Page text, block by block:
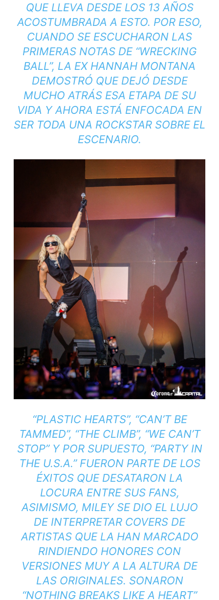
QUE LLEVA DESDE LOS 13 AÑOS
ACOSTUMBRADA A ESTO. POR ESO,
CUANDO SE ESCUCHARON LAS
PRIMERAS NOTAS DE “WRECKING
BALL”, LA EX HANNAH MONTANA
DEMOSTRÓ QUE DEJÓ DESDE
MUCHO ATRÁS ESA ETAPA DE SU
VIDA Y AHORA ESTÁ ENFOCADA EN
SER TODA UNA ROCKSTAR SOBRE EL
ESCENARIO.
“PLASTIC HEARTS”, “CAN’T BE
TAMMED”, “THE CLIMB”, “WE CAN’T
STOP” Y POR SUPUESTO, “PARTY IN
THE U.S.A.” FUERON PARTE DE LOS
ÉXITOS QUE DESATARON LA
LOCURA ENTRE SUS FANS,
ASIMISMO, MILEY SE DIO EL LUJO
DE INTERPRETAR COVERS DE
ARTISTAS QUE LA HAN MARCADO
RINDIENDO HONORES CON
VERSIONES MUY A LA ALTURA DE
LAS ORIGINALES. SONARON
“NOTHING BREAKS LIKE A HEART”